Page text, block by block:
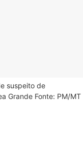
suspeito de
Grande Fonte: PM/MT